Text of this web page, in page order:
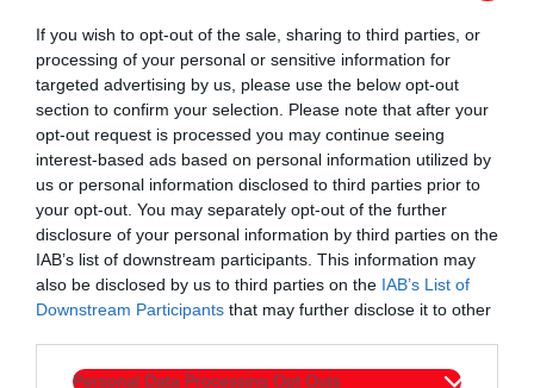
If you wish to opt-out of the sale, sharing to third parties, or
processing of your personal or sensitive information for
targeted advertising by us, please use the below opt-out
section to confirm your selection. Please note that after your
opt-out request is processed you may continue seeing
interest-based ads based on personal information utilized by
us or personal information disclosed to third parties prior to
your opt-out. You may separately opt-out of the further
disclosure of your personal information by third parties on the
IAB’s list of downstream participants. This information may
also be disclosed by us to third parties on the IAB’s List of
Downstream Participants that may further disclose it to other
Personal Data Processing Opt Outs
Όπως σημειώνουν τα μέλη του σε ανάρτησή τους στο
διαδίκτυο:“Μεγάλη μας χαρά και τιμή η συμμετοχή του
Πολιτιστικού Λαογραφικού Συλλόγου Νεολαίας Ν.
Ορεστιάδας «Οι Θράκες».Σας περιμένουμε όλους!!”
Συντάχθηκε από:ERKO